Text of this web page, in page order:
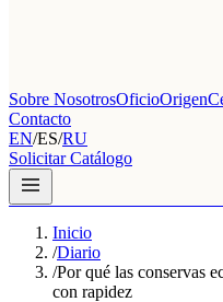
Sobre NosotrosOficioOrigen
Contacto
EN/ES/RU
Solicitar Catálogo
Inicio
/Diario
/Por qué las conservas
con rapidez